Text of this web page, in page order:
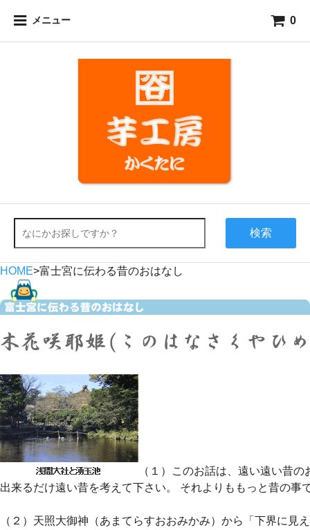
メニュー 0
検索
HOME>富士宮に伝わる昔のおはなし
（１）このお話は、遠い遠い昔
出来るだけ遠い昔を考えて下さい。 それよりももっと昔の事
（２）天照大御神（あまてらすおおみかみ）から「下界に見